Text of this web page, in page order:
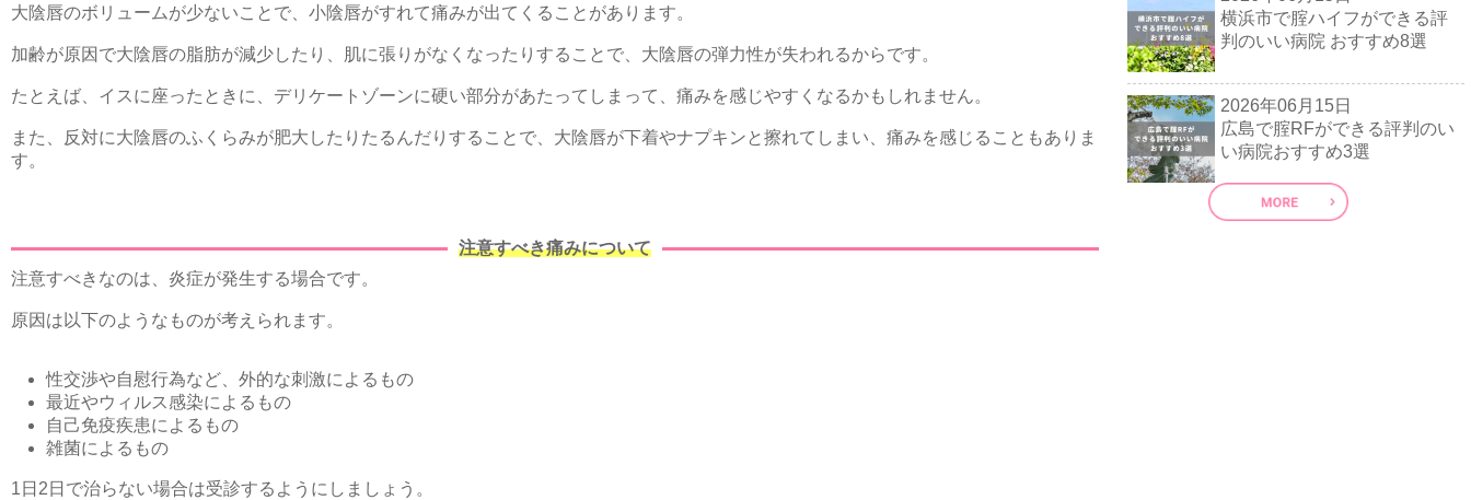
大陰唇のボリュームが少ないことで、小陰唇がすれて痛みが出てくることがあります。
加齢が原因で大陰唇の脂肪が減少したり、肌に張りがなくなったりすることで、大陰唇の弾力性が失われるからです。
たとえば、イスに座ったときに、デリケートゾーンに硬い部分があたってしまって、痛みを感じやすくなるかもしれません。
また、反対に大陰唇のふくらみが肥大したりたるんだりすることで、大陰唇が下着やナプキンと擦れてしまい、痛みを感じることもありま
す。
注意すべき痛みについて
注意すべきなのは、炎症が発生する場合です。
原因は以下のようなものが考えられます。
性交渉や自慰行為など、外的な刺激によるもの
最近やウィルス感染によるもの
自己免疫疾患によるもの
雑菌によるもの
1日2日で治らない場合は受診するようにしましょう。
横浜市で腟ハイフができる評
判のいい病院 おすすめ8選
2026年06月15日
広島で腟RFができる評判のい
い病院おすすめ3選